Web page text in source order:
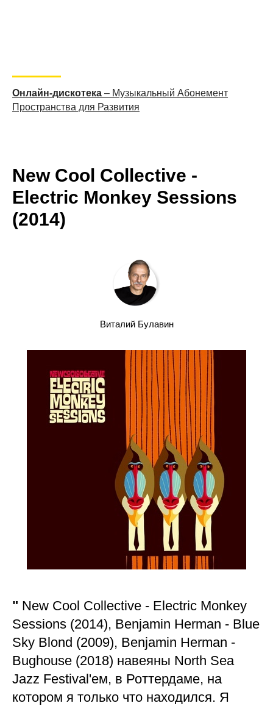
Онлайн-дискотека – Музыкальный Абонемент
Пространства для Развития
New Cool Collective -
Electric Monkey Sessions
(2014)
Виталий Булавин
" New Cool Collective - Electric Monkey
Sessions (2014), Benjamin Herman - Blue
Sky Blond (2009), Benjamin Herman -
Bughouse (2018) навеяны North Sea
Jazz Festival'ем, в Роттердаме, на
котором я только что находился. Я